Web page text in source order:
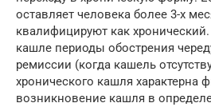
оставляет человека более 3-х
квалифицируют как
кашле периоды обострения
ремиссии (когда кашель
хронического кашля характерна
возникновение кашля в